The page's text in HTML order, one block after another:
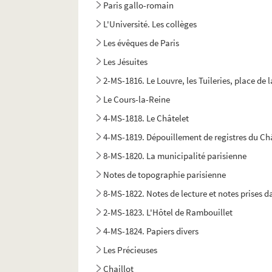
Paris gallo-romain
L'Université. Les collèges
Les évêques de Paris
Les Jésuites
2-MS-1816. Le Louvre, les Tuileries, place de
Le Cours-la-Reine
4-MS-1818. Le Châtelet
4-MS-1819. Dépouillement de registres du
8-MS-1820. La municipalité parisienne
Notes de topographie parisienne
8-MS-1822. Notes de lecture et notes prises
2-MS-1823. L'Hôtel de Rambouillet
4-MS-1824. Papiers divers
Les Précieuses
Chaillot